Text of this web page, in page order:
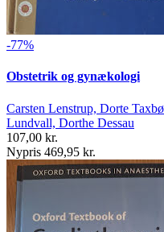
-77%
Obstetrik og gynækologi
Carsten Lenstrup, Dorte
Lundvall, Dorthe Dessau
107,00 kr.
Nypris 469,95 kr.